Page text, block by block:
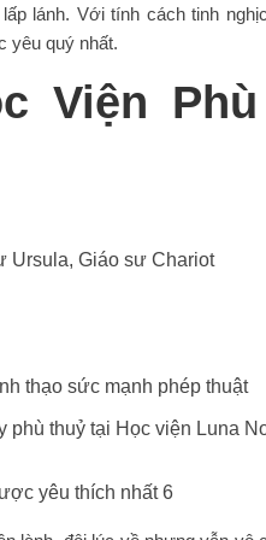
lánh. Với tính cách tinh
yêu quý nhất.
Viện
Ursula, Giáo sư Chariot
thạo sức mạnh phép thuật
thuỷ tại Học viện Luna